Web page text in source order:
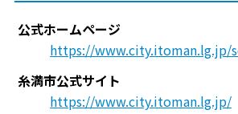
公式ホームページ
https://www.city.itoman.lg.jp/
糸満市公式サイト
https://www.city.itoman.lg.jp/